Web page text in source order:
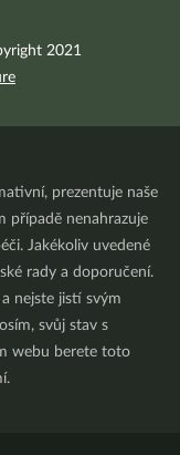
2021
prezentuje naše
případě nenahrazuje
Jakékoliv uvedené
rady a doporučení.
nejste jistí svým
svůj stav s
webu berete toto